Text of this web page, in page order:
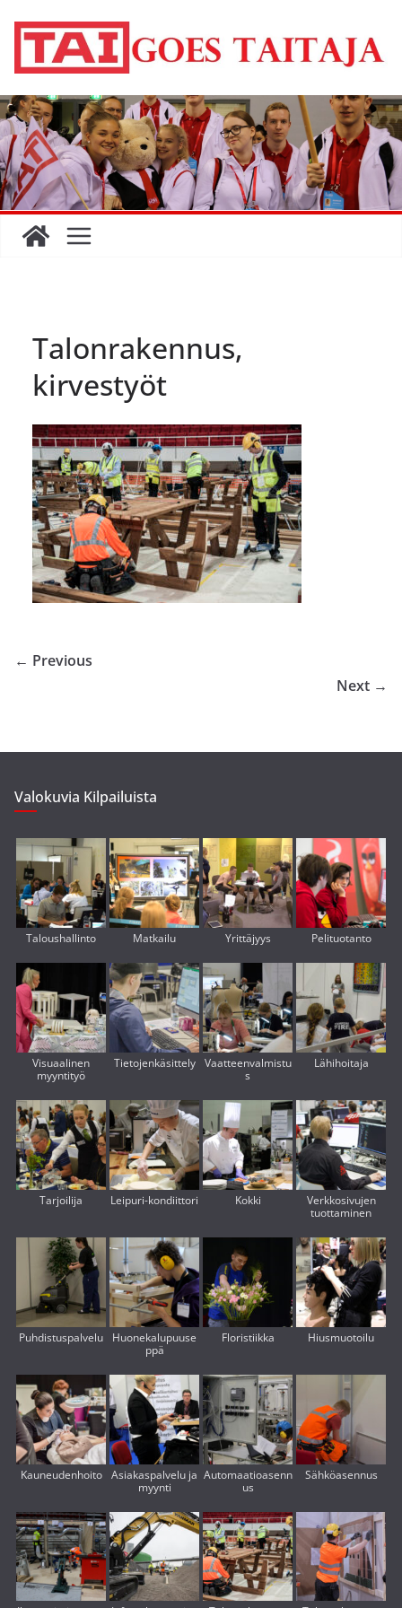
content
Talonrakennus,
kirvestyöt
← Previous
Next →
Valokuvia Kilpailuista
Taloushallinto Matkailu Yrittäjyys Pelituotanto
Visuaalinen
myyntityö
Tietojenkäsittely
Vaatteenvalmistu
s
Lähihoitaja
Tarjoilija Leipuri-kondiittori Kokki
Verkkosivujen
tuottaminen
Puhdistuspalvelu
Huonekalupuuse
ppä
Floristiikka Hiusmuotoilu
Kauneudenhoito
Asiakaspalvelu ja
myynti
Automaatioasenn
us
Sähköasennus